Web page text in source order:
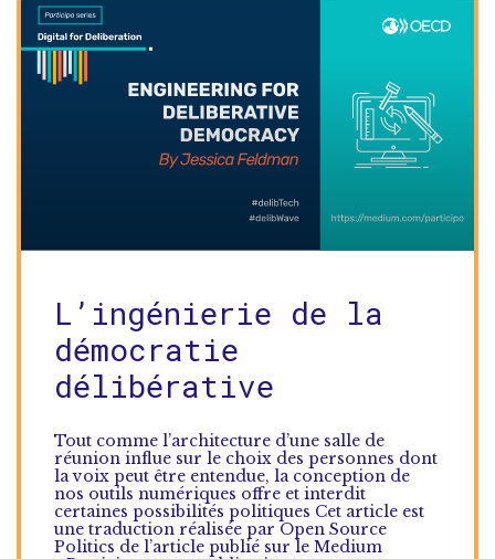
L’ingénierie de la
démocratie
délibérative
Tout comme l’architecture d’une salle de
réunion influe sur le choix des personnes dont
la voix peut être entendue, la conception de
nos outils numériques offre et interdit
certaines possibilités politiques Cet article est
une traduction réalisée par Open Source
Politics de l’article publié sur le Medium